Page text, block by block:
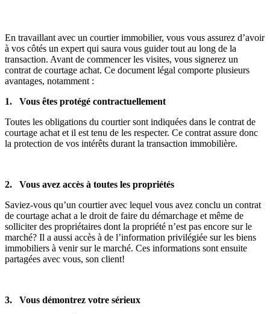
En travaillant avec un courtier immobilier, vous vous assurez d’avoir
à vos côtés un expert qui saura vous guider tout au long de la
transaction. Avant de commencer les visites, vous signerez un
contrat de courtage achat. Ce document légal comporte plusieurs
avantages, notamment :
1. Vous êtes protégé contractuellement
Toutes les obligations du courtier sont indiquées dans le contrat de
courtage achat et il est tenu de les respecter. Ce contrat assure donc
la protection de vos intérêts durant la transaction immobilière.
2. Vous avez accès à toutes les propriétés
Saviez-vous qu’un courtier avec lequel vous avez conclu un contrat
de courtage achat a le droit de faire du démarchage et même de
solliciter des propriétaires dont la propriété n’est pas encore sur le
marché? Il a aussi accès à de l’information privilégiée sur les biens
immobiliers à venir sur le marché. Ces informations sont ensuite
partagées avec vous, son client!
3. Vous démontrez votre sérieux